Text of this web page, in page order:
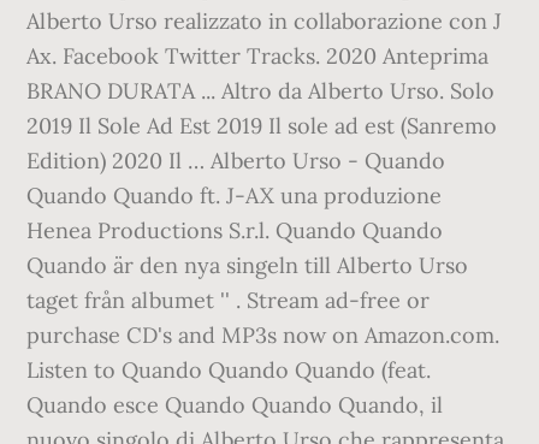
Alberto Urso realizzato in collaborazione con J
Ax. Facebook Twitter Tracks. 2020 Anteprima
BRANO DURATA ... Altro da Alberto Urso. Solo
2019 Il Sole Ad Est 2019 Il sole ad est (Sanremo
Edition) 2020 Il … Alberto Urso - Quando
Quando Quando ft. J-AX una produzione
Henea Productions S.r.l. Quando Quando
Quando är den nya singeln till Alberto Urso
taget från albumet '' . Stream ad-free or
purchase CD's and MP3s now on Amazon.com.
Listen to Quando Quando Quando (feat.
Quando esce Quando Quando Quando, il